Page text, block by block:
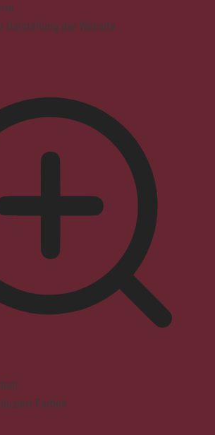
Darstellung der Website
Farben